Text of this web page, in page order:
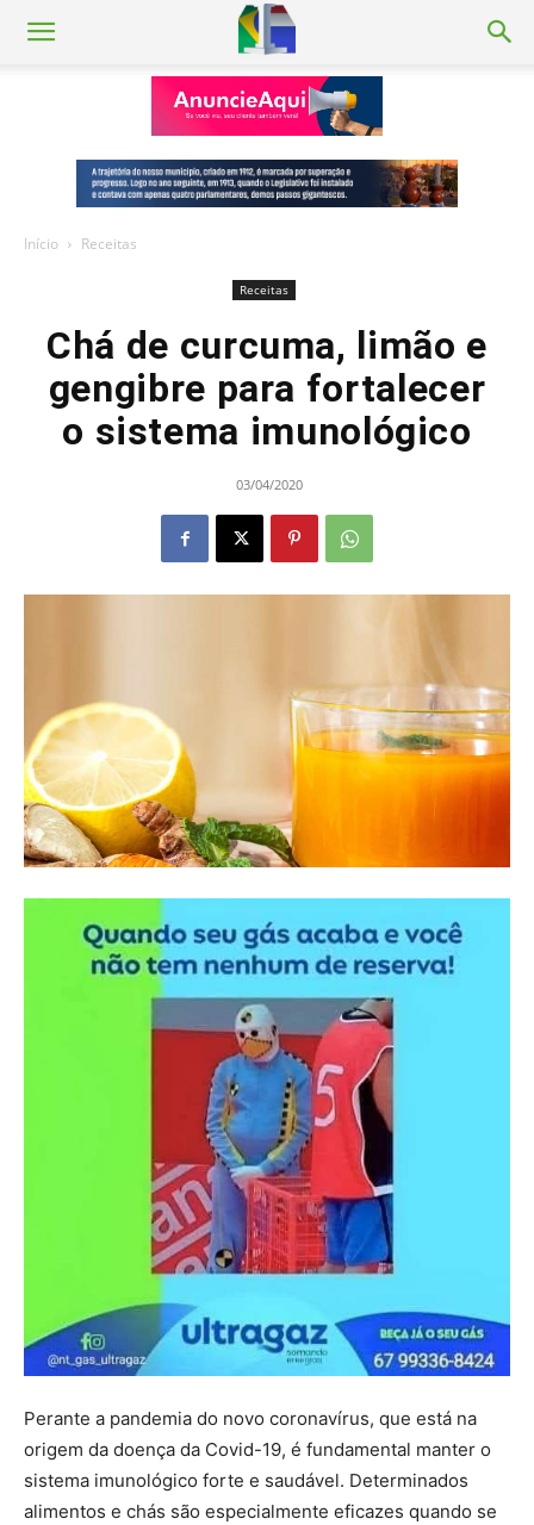
Início Receitas
Receitas
Chá de curcuma, limão e
gengibre para fortalecer
o sistema imunológico
03/04/2020
Perante a pandemia do novo coronavírus, que está na
origem da doença da Covid-19, é fundamental manter o
sistema imunológico forte e saudável. Determinados
alimentos e chás são especialmente eficazes quando se